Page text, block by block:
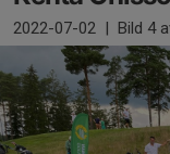
2022-07-02 | Bild 4